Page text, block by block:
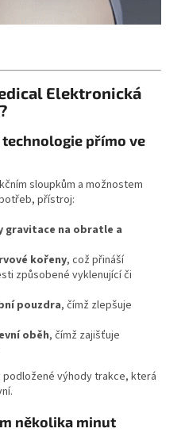
Elektronická
přímo ve
sloupkům a možnostem
přístroj:
gravitace na obratle a
kořeny, což přináší
způsobené vyklenující či
pouzdra, čímž zlepšuje
oběh, čímž zajišťuje
výhody trakce, která
několika minut